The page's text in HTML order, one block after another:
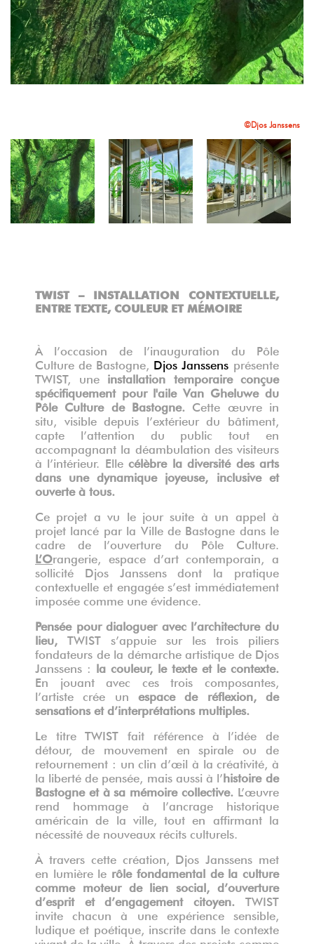
©Djos Janssens
TWIST – INSTALLATION CONTEXTUELLE,
ENTRE TEXTE, COULEUR ET MÉMOIRE
À l’occasion de l’inauguration du Pôle
Culture de Bastogne, Djos Janssens présente
TWIST, une installation temporaire conçue
spécifiquement pour l'aile Van Gheluwe du
Pôle Culture de Bastogne Cette œuvre in
situ, visible depuis l’extérieur du bâtiment,
capte l’attention du public tout en
accompagnant la déambulation des visiteurs
à l’intérieur. Elle célèbre la diversité des arts
dans une dynamique joyeuse, inclusive et
ouverte à tous.
Ce projet a vu le jour suite à un appel à
projet lancé par la Ville de Bastogne dans le
cadre de l’ouverture du Pôle Culture.
L’Orangerie, espace d’art contemporain, a
sollicité Djos Janssens dont la pratique
contextuelle et engagée s’est immédiatement
imposée comme une évidence.
Pensée pour dialoguer avec l’architecture du
lieu, TWIST s’appuie sur les trois piliers
fondateurs de la démarche artistique de Djos
Janssens : la couleur, le texte et le contexte.
En jouant avec ces trois composantes,
l’artiste crée un espace de réflexion, de
sensations et d’interprétations multiples.
Le titre TWIST fait référence à l’idée de
détour, de mouvement en spirale ou de
retournement : un clin d’œil à la créativité, à
la liberté de pensée, mais aussi à l’ histoire de
Bastogne et à sa mémoire collective L’œuvre
rend hommage à l’ancrage historique
américain de la ville, tout en affirmant la
nécessité de nouveaux récits culturels.
À travers cette création, Djos Janssens met
en lumière le rôle fondamental de la culture
comme moteur de lien social, d’ouverture
d’esprit et d’engagement citoyen TWIST
invite chacun à une expérience sensible,
ludique et poétique, inscrite dans le contexte
vivant de la ville. À travers des projets comme